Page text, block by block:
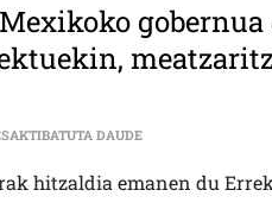
gobernua
DAUDEARKAITZ LÓPEZ
hitzaldia emanen du